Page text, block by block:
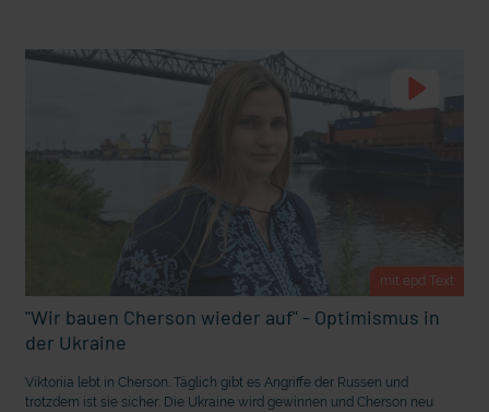
Ostern erleben wie vor 2000 Jahren in Jerusalem
mit epd Text
"Wir bauen Cherson wieder auf" - Optimismus in
der Ukraine
Viktoriia lebt in Cherson. Täglich gibt es Angriffe der Russen und
trotzdem ist sie sicher: Die Ukraine wird gewinnen und Cherson neu